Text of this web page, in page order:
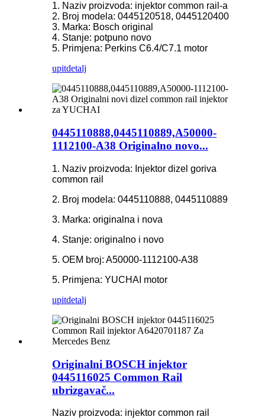
1. Naziv proizvoda: injektor common rail-a
2. Broj modela: 0445120518, 0445120400
3. Marka: Bosch original
4. Stanje: potpuno novo
5. Primjena: Perkins C6.4/C7.1 motor
upitdetalj
0445110888,0445110889,A50000-
1112100-A38 Originalno novo...
1. Naziv proizvoda: Injektor dizel goriva
common rail
2. Broj modela: 0445110888, 0445110889
3. Marka: originalna i nova
4. Stanje: originalno i novo
5. OEM broj: A50000-1112100-A38
5. Primjena: YUCHAI motor
upitdetalj
Originalni BOSCH injektor
0445116025 Common Rail
ubrizgavač...
Naziv proizvoda: injektor common rail